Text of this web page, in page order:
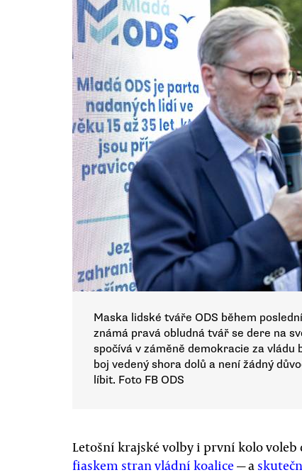
Maska lidské tváře ODS během
známá pravá obludná tvář se dere na
spočívá v záměně demokracie za
boj vedený shora dolů a není žádný
líbit. Foto FB ODS
Letošní krajské volby i první kolo voleb
fiaskem stran vládní koalice— a